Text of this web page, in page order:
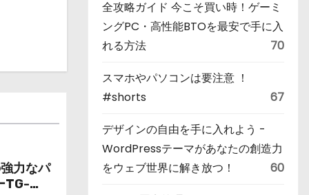
力なパ
TG-
全攻略ガイド 今こそ買い時！ゲーミ
ングPC・高性能BTOを最安で手に入
れる方法
70
スマホやパソコンは要注意 ！
#shorts
67
デザインの自由を手に入れよう -
WordPressテーマがあなたの創造力
をウェブ世界に解き放つ！
60